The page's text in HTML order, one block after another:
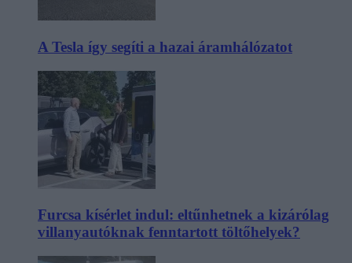
A Tesla így segíti a hazai áramhálózatot
Furcsa kísérlet indul: eltűnhetnek a kizárólag
villanyautóknak fenntartott töltőhelyek?